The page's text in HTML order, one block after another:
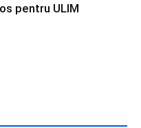
pentru ULIM